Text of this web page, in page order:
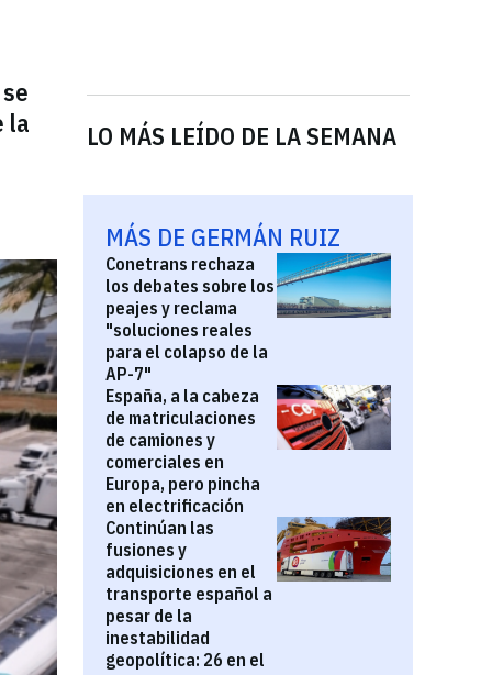
la
LO MÁS LEÍDO DE LA SEMANA
MÁS DE GERMÁN RUIZ
Conetrans rechaza
los debates sobre los
peajes y reclama
"soluciones reales
para el colapso de la
AP-7"
España, a la cabeza
de matriculaciones
de camiones y
comerciales en
Europa, pero pincha
en electrificación
Continúan las
fusiones y
adquisiciones en el
transporte español a
pesar de la
inestabilidad
geopolítica: 26 en el